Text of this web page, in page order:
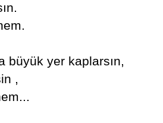
büyük yer kaplarsın,
,